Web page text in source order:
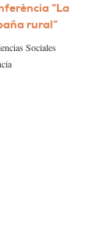
“La
rural”
Sociales